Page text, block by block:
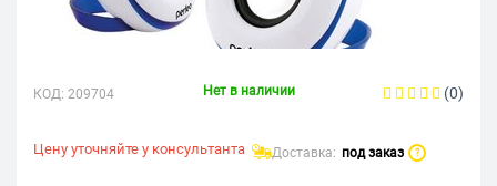
КОД: 209704 Нет в наличии (0)
Цену уточняйте у консультанта Доставка: под заказ ?